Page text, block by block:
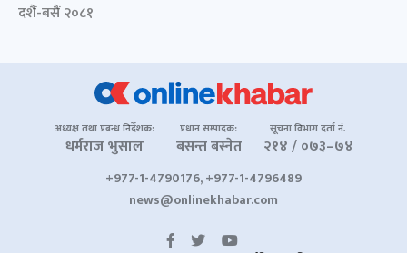
दशैं-बसैं २०८१
अध्यक्ष तथा प्रबन्ध निर्देशक:
धर्मराज भुसाल
प्रधान सम्पादक:
बसन्त बस्नेत
सूचना विभाग दर्ता नं.
२१४ / ०७३–७४
+977-1-4790176, +977-1-4796489
news@onlinekhabar.com